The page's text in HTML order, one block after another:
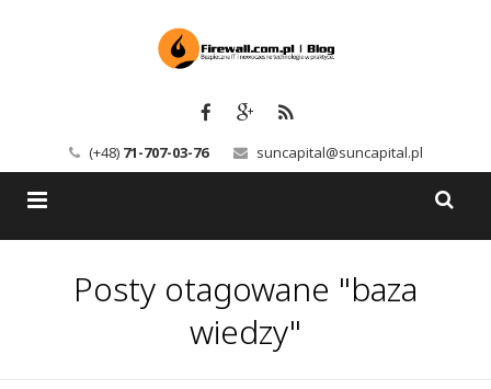
(+48) 71-707-03-76 suncapital@suncapital.pl
Backup-Solutions
Usługi
Posty otagowane "baza
wiedzy"